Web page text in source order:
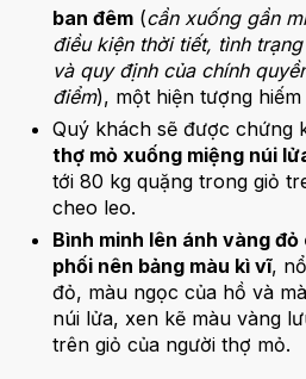
ban đêm (cần xuống gần
điều kiện thời tiết, tình
và quy định của chính
điểm), một hiện tượng
Quý khách sẽ được chứng
thợ mỏ xuống miệng núi
tới 80 kg quặng trong giỏ
cheo leo.
Bình minh lên ánh vàng
phối nên bảng màu kì vĩ,
đỏ, màu ngọc của hồ và
núi lửa, xen kẽ màu vàng
trên giỏ của người thợ mỏ.